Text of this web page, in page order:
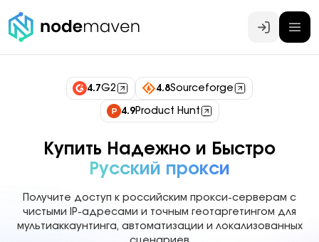
Войти
4.7G2 4.8Sourceforge
4.9Product Hunt
Купить Надежно и Быстро
Русский прокси
Получите доступ к российским прокси-серверам с
чистыми IP-адресами и точным геотаргетингом для
мультиаккаунтинга, автоматизации и локализованных